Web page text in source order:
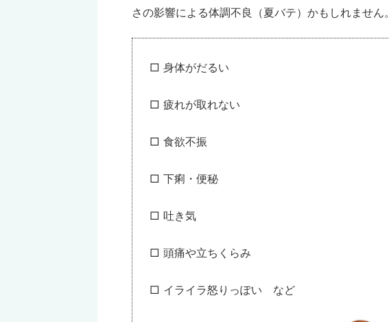
さの影響による体調不良（夏バテ）かもしれません。
□ 身体がだるい
□ 疲れが取れない
□ 食欲不振
□ 下痢・便秘
□ 吐き気
□ 頭痛や立ちくらみ
□ イライラ怒りっぽい など